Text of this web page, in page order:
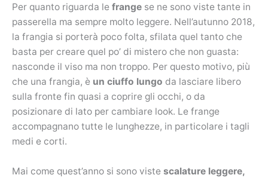
Per quanto riguarda le frange se ne sono viste tante in
passerella ma sempre molto leggere. Nell’autunno 2018,
la frangia si porterà poco folta, sfilata quel tanto che
basta per creare quel po’ di mistero che non guasta:
nasconde il viso ma non troppo. Per questo motivo, più
che una frangia, è un ciuffo lungo da lasciare libero
sulla fronte fin quasi a coprire gli occhi, o da
posizionare di lato per cambiare look. Le frange
accompagnano tutte le lunghezze, in particolare i tagli
medi e corti.
Mai come quest’anno si sono viste scalature leggere,